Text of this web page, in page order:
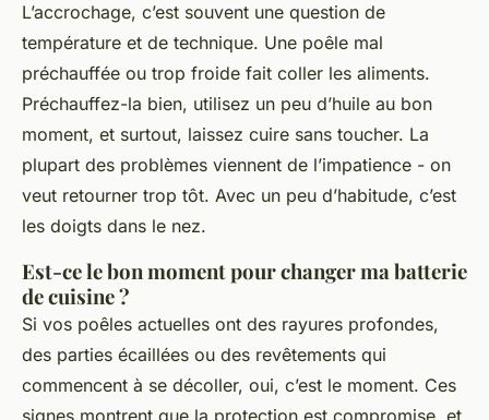
L’accrochage, c’est souvent une question de
température et de technique. Une poêle mal
préchauffée ou trop froide fait coller les aliments.
Préchauffez-la bien, utilisez un peu d’huile au bon
moment, et surtout, laissez cuire sans toucher. La
plupart des problèmes viennent de l’impatience - on
veut retourner trop tôt. Avec un peu d’habitude, c’est
les doigts dans le nez.
Est-ce le bon moment pour changer ma batterie
de cuisine ?
Si vos poêles actuelles ont des rayures profondes,
des parties écaillées ou des revêtements qui
commencent à se décoller, oui, c’est le moment. Ces